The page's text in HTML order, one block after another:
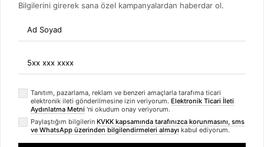
FIRSATLARIYAKALA
Bülten Üyeliği
arrow_forward
Bilgilerini girerek sana özel kampanyalardan haberdar ol.
Tanıtım, pazarlama, reklam ve benzeri amaçlarla tarafıma ticari
elektronik ileti gönderilmesine izin veriyorum. Elektronik Ticari İleti
Aydınlatma Metni 'ni okudum onay veriyorum.
Paylaştığım bilgilerin KVKK kapsamında tarafınızca korunmasını, sms
ve WhatsApp üzerinden bilgilendirmeleri almayı kabul ediyorum.